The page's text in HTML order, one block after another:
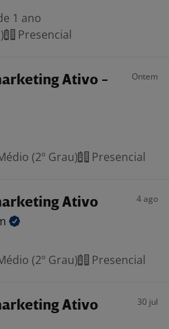
1 ano
Presencial
Ativo -
Ontem
(2º Grau) Presencial
Ativo 4 ago
(2º Grau) Presencial
Ativo 30 jul